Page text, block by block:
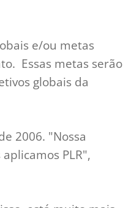
e/ou metas
Essas metas serão
globais da
2006. "Nossa
PLR",